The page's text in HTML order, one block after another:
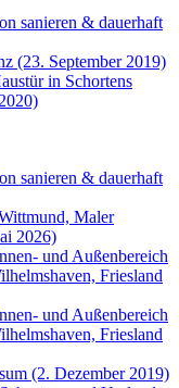
sanieren & dauerhaft
(23. September 2019)
in Schortens
sanieren & dauerhaft
Maler
2026)
und Außenbereich
Friesland
und Außenbereich
Friesland
(2. Dezember 2019)